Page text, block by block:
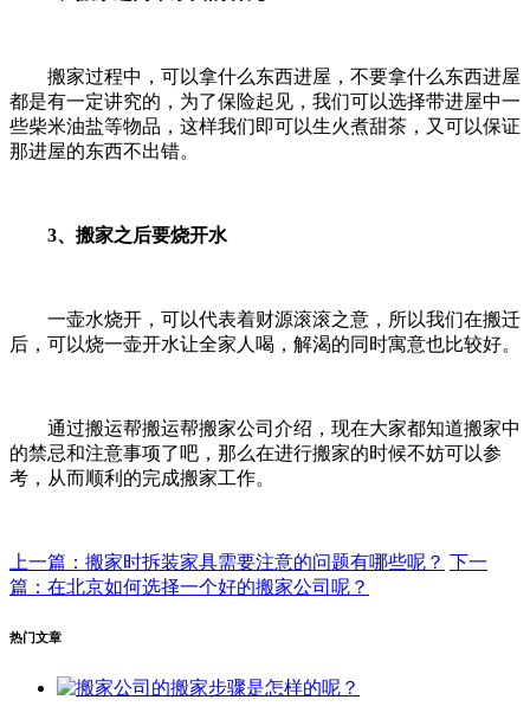
搬家过程中，可以拿什么东西进屋，不要拿什么东西进屋
都是有一定讲究的，为了保险起见，我们可以选择带进屋中一
些柴米油盐等物品，这样我们即可以生火煮甜茶，又可以保证
那进屋的东西不出错。
3、搬家之后要烧开水
一壶水烧开，可以代表着财源滚滚之意，所以我们在搬迁
后，可以烧一壶开水让全家人喝，解渴的同时寓意也比较好。
通过搬运帮搬运帮搬家公司介绍，现在大家都知道搬家中
的禁忌和注意事项了吧，那么在进行搬家的时候不妨可以参
考，从而顺利的完成搬家工作。
上一篇：搬家时拆装家具需要注意的问题有哪些呢？ 下一
篇：在北京如何选择一个好的搬家公司呢？
热门文章